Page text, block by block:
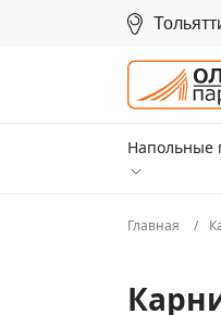
Напольные
Главная